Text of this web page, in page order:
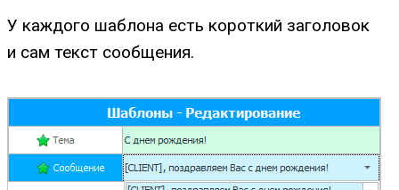
У каждого шаблона есть короткий заголовок
и сам текст сообщения.